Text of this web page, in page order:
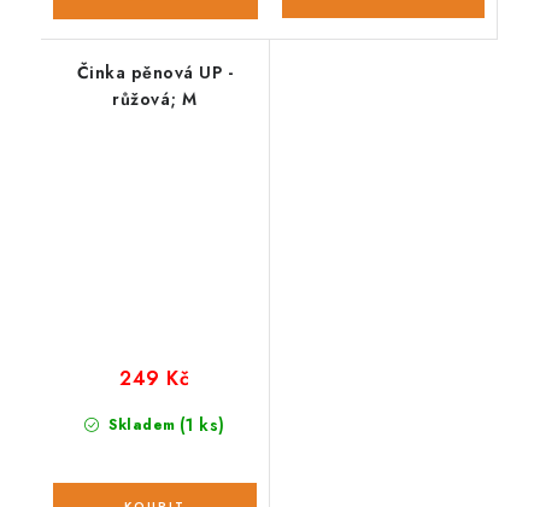
Činka pěnová UP -
růžová; M
Skladem (1 ks)
249 Kč